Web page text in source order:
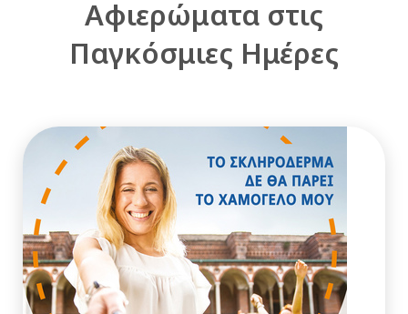
Αφιερώματα στις
Παγκόσμιες Ημέρες